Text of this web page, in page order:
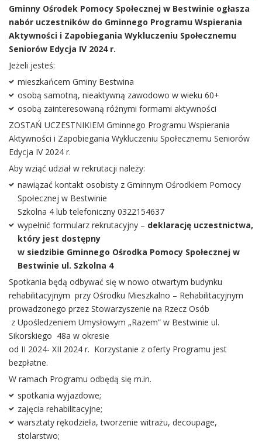
Gminny Ośrodek Pomocy Społecznej w Bestwinie ogłasza
nabór uczestników do Gminnego Programu Wspierania
Aktywności i Zapobiegania Wykluczeniu Społecznemu
Seniorów Edycja IV 2024 r.
Jeżeli jesteś:
mieszkańcem Gminy Bestwina
osobą samotną, nieaktywną zawodowo w wieku 60+
osobą zainteresowaną różnymi formami aktywności
ZOSTAŃ UCZESTNIKIEM Gminnego Programu Wspierania
Aktywności i Zapobiegania Wykluczeniu Społecznemu Seniorów
Edycja IV 2024 r.
Aby wziąć udział w rekrutacji należy:
nawiązać kontakt osobisty z Gminnym Ośrodkiem Pomocy
Społecznej w Bestwinie
Szkolna 4 lub telefoniczny 0322154637
wypełnić formularz rekrutacyjny – deklarację uczestnictwa,
który jest dostępny
w siedzibie Gminnego Ośrodka Pomocy Społecznej w
Bestwinie ul. Szkolna 4
Spotkania będą odbywać się w nowo otwartym budynku
rehabilitacyjnym przy Ośrodku Mieszkalno – Rehabilitacyjnym
prowadzonego przez Stowarzyszenie na Rzecz Osób
z Upośledzeniem Umysłowym „Razem” w Bestwinie ul.
Sikorskiego 48a w okresie
od II 2024- XII 2024 r. Korzystanie z oferty Programu jest
bezpłatne.
W ramach Programu odbędą się m.in.
spotkania wyjazdowe;
zajęcia rehabilitacyjne;
warsztaty rękodzieła, tworzenie witrażu, decoupage,
stolarstwo;